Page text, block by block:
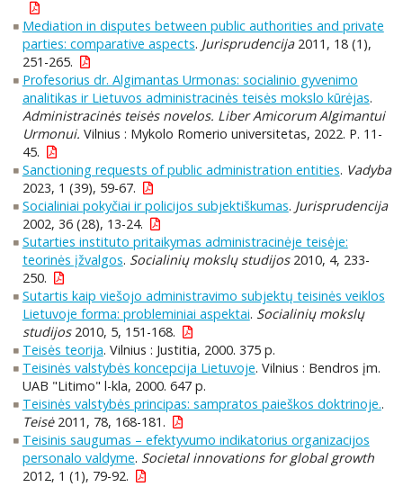
Mediation in disputes between public authorities and private
parties: comparative aspects. Jurisprudencija2011, 18 (1),
251-265.
Profesorius dr. Algimantas Urmonas: socialinio gyvenimo
analitikas ir Lietuvos administracinės teisės mokslo kūrėjas.
Administracinės teisės novelos. Liber Amicorum Algimantui
Urmonui. Vilnius : Mykolo Romerio universitetas, 2022. P. 11-
45.
Sanctioning requests of public administration entities. Vadyba
2023, 1 (39), 59-67.
Socialiniai pokyčiai ir policijos subjektiškumas. Jurisprudencija
2002, 36 (28), 13-24.
Sutarties instituto pritaikymas administracinėje teisėje:
teorinės įžvalgos. Socialinių mokslų studijos2010, 4, 233-
250.
Sutartis kaip viešojo administravimo subjektų teisinės veiklos
Lietuvoje forma: probleminiai aspektai. Socialinių mokslų
studijos2010, 5, 151-168.
Teisės teorija. Vilnius : Justitia, 2000. 375 p.
Teisinės valstybės koncepcija Lietuvoje. Vilnius : Bendros įm.
UAB "Litimo" l-kla, 2000. 647 p.
Teisinės valstybės principas: sampratos paieškos doktrinoje..
Teisė2011, 78, 168-181.
Teisinis saugumas – efektyvumo indikatorius organizacijos
personalo valdyme. Societal innovations for global growth
2012, 1 (1), 79-92.